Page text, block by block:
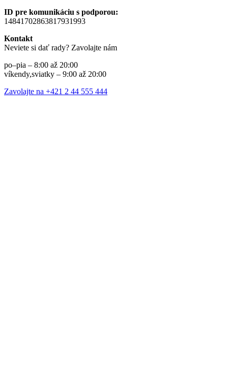
ID pre komunikáciu s podporou:
14841702863817931993
Kontakt
Neviete si dať rady? Zavolajte nám
po–pia – 8:00 až 20:00
víkendy,sviatky – 9:00 až 20:00
Zavolajte na +421 2 44 555 444